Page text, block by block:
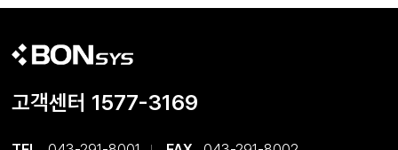
고객센터 1577-3169